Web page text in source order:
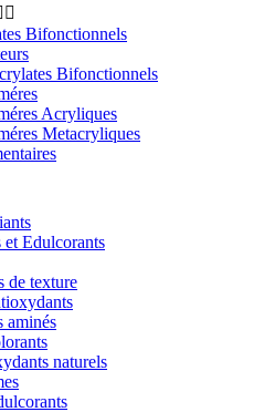

Bifonctionnels
Bifonctionnels
Acryliques
Metacryliques
et Edulcorants
de texture
aminés
naturels